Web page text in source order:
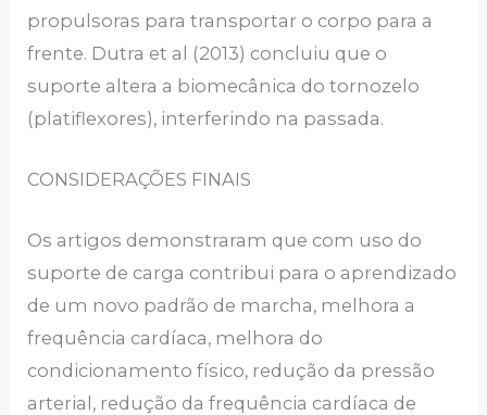
propulsoras para transportar o corpo para a
frente. Dutra et al (2013) concluiu que o
suporte altera a biomecânica do tornozelo
(platiflexores), interferindo na passada.
CONSIDERAÇÕES FINAIS
Os artigos demonstraram que com uso do
suporte de carga contribui para o aprendizado
de um novo padrão de marcha, melhora a
frequência cardíaca, melhora do
condicionamento físico, redução da pressão
arterial, redução da frequência cardíaca de